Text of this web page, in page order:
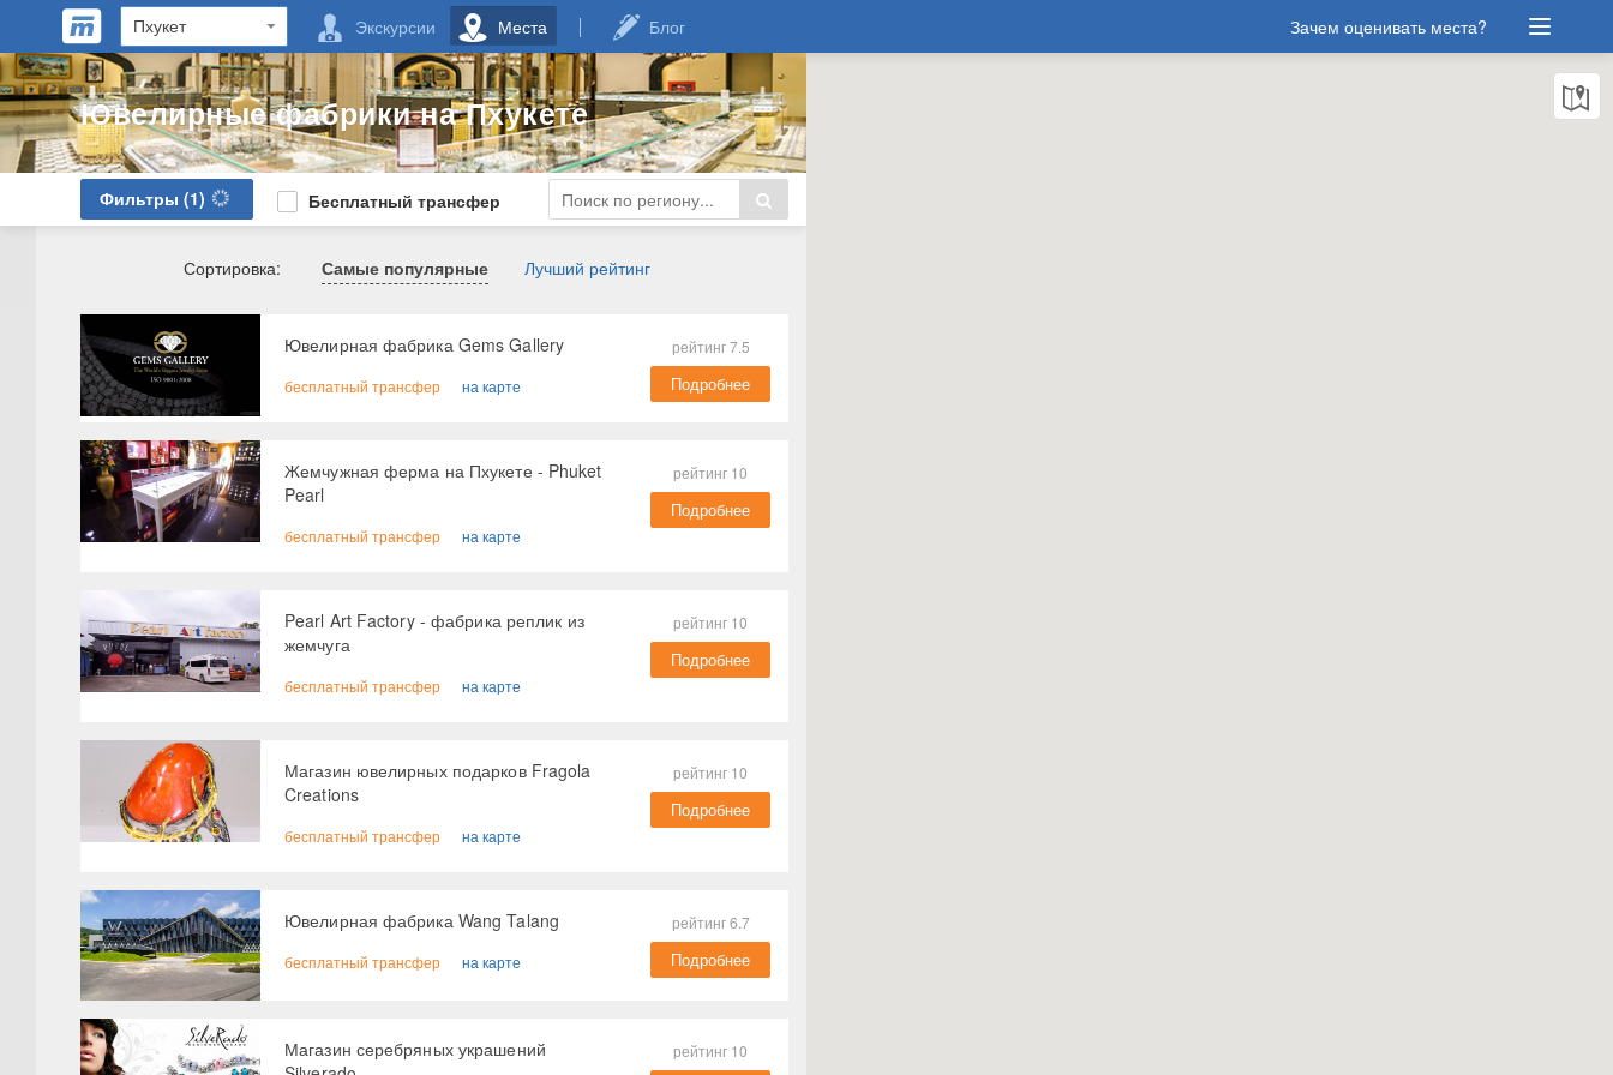
Зачем оценивать места?
Экскурсии Места Блог
Ювелирные фабрики на Пхукете
Фильтры (1) Бесплатный трансфер
Сортировка: Самые популярные Лучший рейтинг
Ювелирная фабрика Gems Gallery
бесплатный трансфер на карте
рейтинг 7.5
Подробнее
Жемчужная ферма на Пхукете - ​Phuket
Pearl
бесплатный трансфер на карте
рейтинг 10
Подробнее
Pearl Art Factory - фабрика реплик из
жемчуга
бесплатный трансфер на карте
рейтинг 10
Подробнее
Магазин ювелирных подарков Fragola
Creations
бесплатный трансфер на карте
рейтинг 10
Подробнее
Ювелирная фабрика Wang Talang
бесплатный трансфер на карте
рейтинг 6.7
Подробнее
Магазин серебряных украшений
рейтинг 10